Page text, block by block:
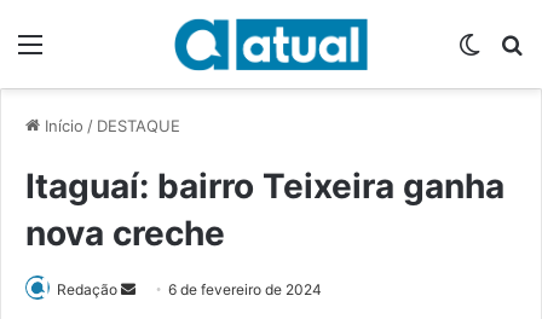
Início / DESTAQUE
Itaguaí: bairro Teixeira ganha
nova creche
Redação 6 de fevereiro de 2024